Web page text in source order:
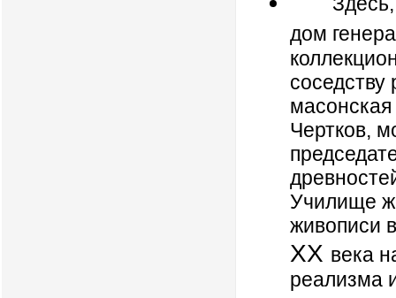
дом
Чертков,
Училище
живописи
XX века
реализма